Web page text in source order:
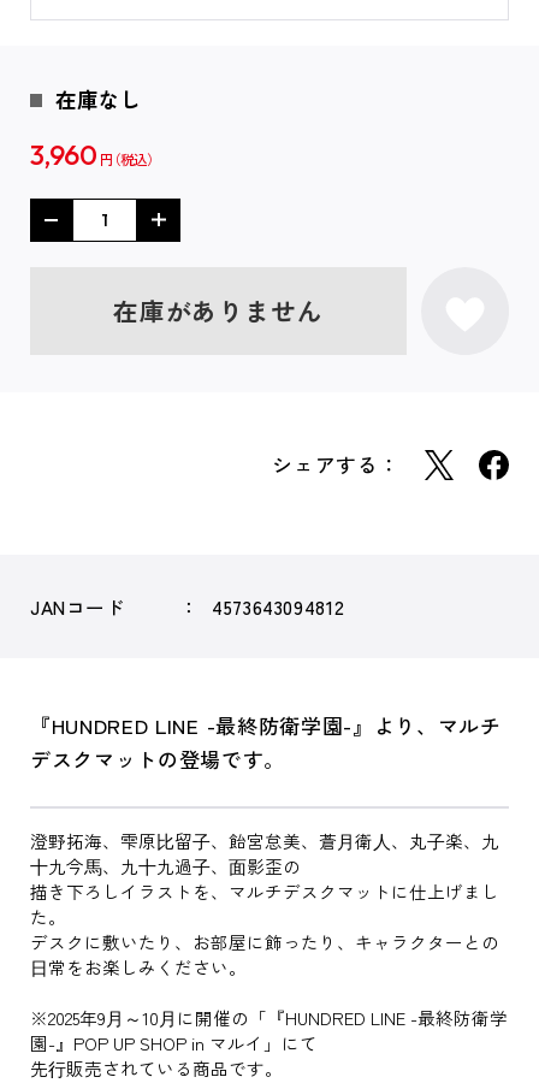
在庫なし
3,960 円
在庫がありません
シェアする：
JANコード 4573643094812
『HUNDRED LINE -最終防衛学園-』より、マルチ
デスクマットの登場です。
澄野拓海、雫原⽐留⼦、飴宮怠美、蒼⽉衛⼈、丸⼦楽、九
⼗九今⾺、九⼗九過⼦、⾯影歪の
描き下ろしイラストを、マルチデスクマットに仕上げまし
た。
デスクに敷いたり、お部屋に飾ったり、キャラクターとの
⽇常をお楽しみください。
※2025年9⽉～10⽉に開催の「『HUNDRED LINE -最終防衛学
園-』POP UP SHOP in マルイ」にて
先⾏販売されている商品です。